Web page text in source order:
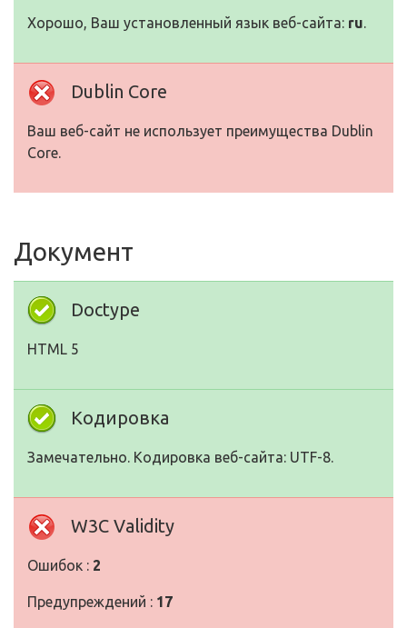
Хорошо, Ваш установленный язык веб-сайта: ru.
Dublin Core
Ваш веб-сайт не использует преимущества Dublin
Core.
Документ
Doctype
HTML 5
Кодировка
Замечательно. Кодировка веб-сайта: UTF-8.
W3C Validity
Ошибок : 2
Предупреждений : 17